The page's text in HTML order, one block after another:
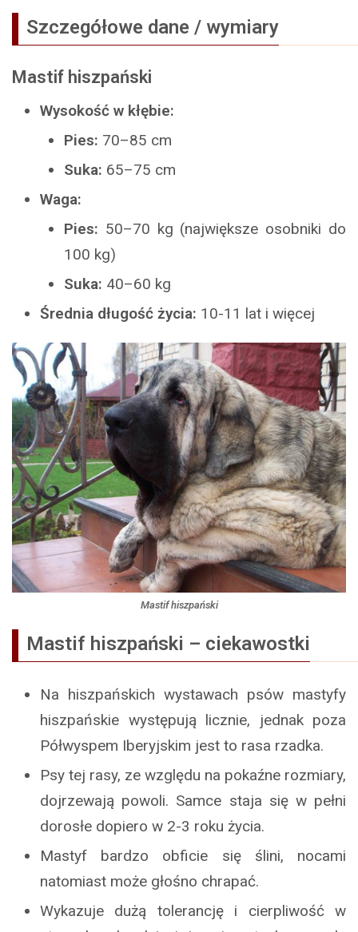
Szczegółowe dane / wymiary
Mastif hiszpański
Wysokość w kłębie:
Pies: 70–85 cm
Suka: 65–75 cm
Waga:
Pies: 50–70 kg (największe osobniki do
100 kg)
Suka: 40–60 kg
Średnia długość życia: 10-11 lat i więcej
Mastif hiszpański
Mastif hiszpański – ciekawostki
Na hiszpańskich wystawach psów mastyfy
hiszpańskie występują licznie, jednak poza
Półwyspem Iberyjskim jest to rasa rzadka.
Psy tej rasy, ze względu na pokaźne rozmiary,
dojrzewają powoli. Samce staja się w pełni
dorosłe dopiero w 2-3 roku życia.
Mastyf bardzo obficie się ślini, nocami
natomiast może głośno chrapać.
Wykazuje dużą tolerancję i cierpliwość w